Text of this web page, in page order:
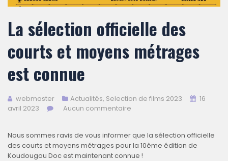
La sélection officielle des
courts et moyens métrages
est connue
webmaster Actualités, Selection de films 2023
16
avril 2023
Aucun commentaire
Nous sommes ravis de vous informer que la sélection officielle
des courts et moyens métrages pour la 10ème édition de
Koudougou Doc est maintenant connue !